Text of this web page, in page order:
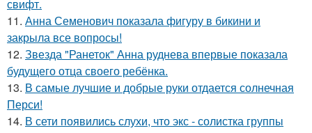
свифт.
11. Анна Семенович показала фигуру в бикини и
закрыла все вопросы!
12. Звезда "Ранеток" Анна руднева впервые показала
будущего отца своего ребёнка.
13. В самые лучшие и добрые руки отдается солнечная
Перси!
14. В сети появились слухи, что экс - солистка группы